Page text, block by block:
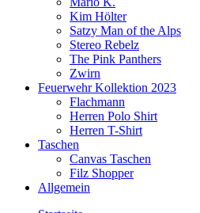
Kim Hölter
Satzy Man of the Alps
Stereo Rebelz
The Pink Panthers
Zwirn
Feuerwehr Kollektion 2023
Flachmann
Herren Polo Shirt
Herren T-Shirt
Taschen
Canvas Taschen
Filz Shopper
Allgemein